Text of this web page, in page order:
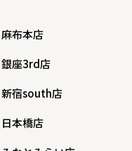
麻布本店
銀座3rd店
新宿south店
日本橋店